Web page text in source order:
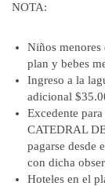
NOTA:
Niños menores
plan y bebes
Ingreso a la
adicional
Excedente
CATEDRAL
pagarse desde
con dicha
Hoteles en el